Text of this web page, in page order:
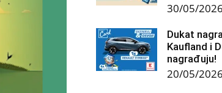
30/05/2026
Dukat
Kaufland i
nagrađuju!
20/05/2026